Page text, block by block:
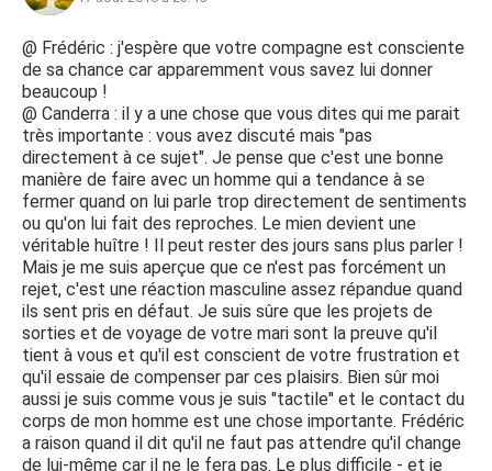
@ Frédéric : j'espère que votre compagne est consciente
de sa chance car apparemment vous savez lui donner
beaucoup !
@ Canderra : il y a une chose que vous dites qui me parait
très importante : vous avez discuté mais "pas
directement à ce sujet". Je pense que c'est une bonne
manière de faire avec un homme qui a tendance à se
fermer quand on lui parle trop directement de sentiments
ou qu'on lui fait des reproches. Le mien devient une
véritable huître ! Il peut rester des jours sans plus parler !
Mais je me suis aperçue que ce n'est pas forcément un
rejet, c'est une réaction masculine assez répandue quand
ils sent pris en défaut. Je suis sûre que les projets de
sorties et de voyage de votre mari sont la preuve qu'il
tient à vous et qu'il est conscient de votre frustration et
qu'il essaie de compenser par ces plaisirs. Bien sûr moi
aussi je suis comme vous je suis "tactile" et le contact du
corps de mon homme est une chose importante. Frédéric
a raison quand il dit qu'il ne faut pas attendre qu'il change
de lui-même car il ne le fera pas. Le plus difficile - et je